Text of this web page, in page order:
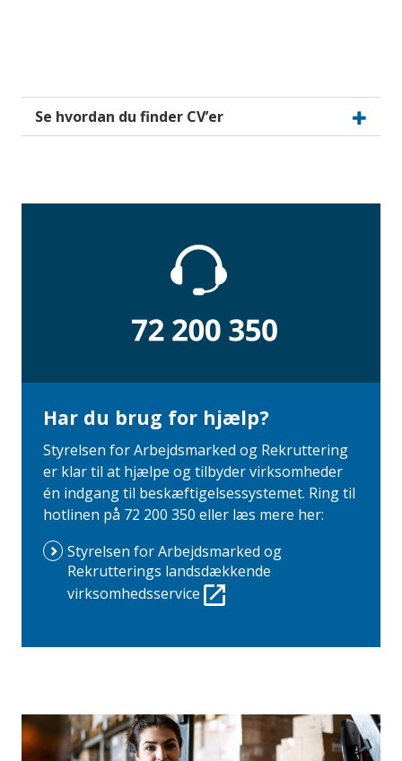
Se hvordan du finder CV’er
Har du brug for hjælp?
Styrelsen for Arbejdsmarked og Rekruttering
er klar til at hjælpe og tilbyder virksomheder
én indgang til beskæftigelsessystemet. Ring til
hotlinen på 72 200 350 eller læs mere her:
Styrelsen for Arbejdsmarked og
Rekrutterings landsdækkende
virksomhedsservice